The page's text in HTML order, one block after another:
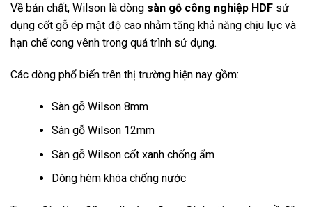
Về bản chất, Wilson là dòng sàn gỗ công nghiệp HDF sử
dụng cốt gỗ ép mật độ cao nhằm tăng khả năng chịu lực và
hạn chế cong vênh trong quá trình sử dụng.
Các dòng phổ biến trên thị trường hiện nay gồm:
Sàn gỗ Wilson 8mm
Sàn gỗ Wilson 12mm
Sàn gỗ Wilson cốt xanh chống ẩm
Dòng hèm khóa chống nước